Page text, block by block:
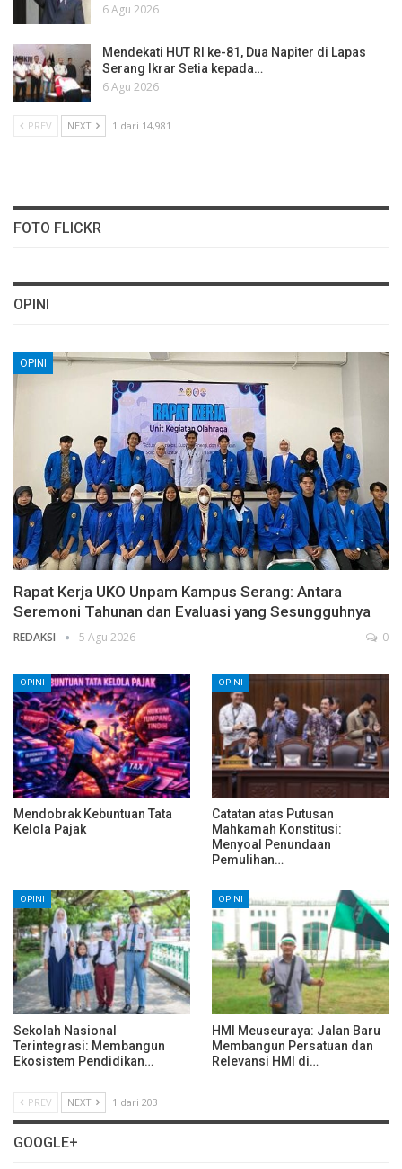
6 Agu 2026
Mendekati HUT RI ke-81, Dua Napiter di Lapas
Serang Ikrar Setia kepada…
6 Agu 2026
PREV NEXT 1 dari 14,981
FOTO FLICKR
OPINI
OPINI
Rapat Kerja UKO Unpam Kampus Serang: Antara
Seremoni Tahunan dan Evaluasi yang Sesungguhnya
REDAKSI 5 Agu 2026 0
OPINI
Mendobrak Kebuntuan Tata
Kelola Pajak
OPINI
Catatan atas Putusan
Mahkamah Konstitusi:
Menyoal Penundaan
Pemulihan…
OPINI
Sekolah Nasional
Terintegrasi: Membangun
Ekosistem Pendidikan…
OPINI
HMI Meuseuraya: Jalan Baru
Membangun Persatuan dan
Relevansi HMI di…
PREV NEXT 1 dari 203
GOOGLE+